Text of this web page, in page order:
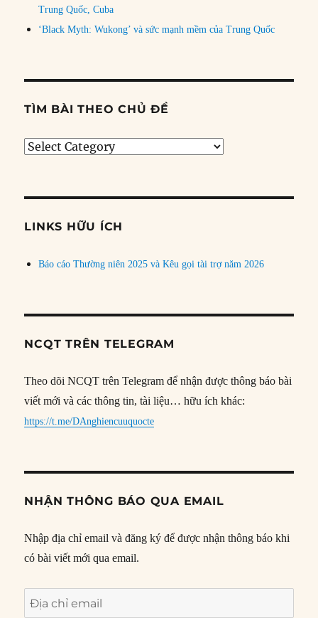
Trung Quốc, Cuba
‘Black Myth: Wukong’ và sức mạnh mềm của Trung Quốc
TÌM BÀI THEO CHỦ ĐỀ
Tìm
đề
LINKS HỮU ÍCH
Báo cáo Thường niên 2025 và Kêu gọi tài trợ năm 2026
NCQT TRÊN TELEGRAM
Theo dõi NCQT trên Telegram để nhận được thông báo bài
viết mới và các thông tin, tài liệu… hữu ích khác:
https://t.me/DAnghiencuuquocte
NHẬN THÔNG BÁO QUA EMAIL
Nhập địa chỉ email và đăng ký để được nhận thông báo khi
có bài viết mới qua email.
Địa